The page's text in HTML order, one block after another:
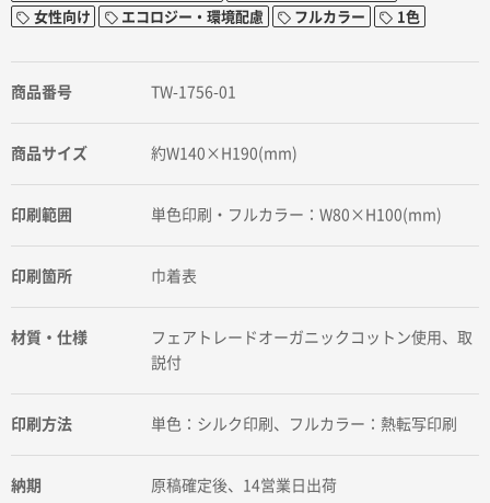
女性向け
エコロジー・環境配慮 フルカラー 1色
商品番号 TW-1756-01
商品サイズ 約W140×H190(mm)
印刷範囲 単色印刷・フルカラー：W80×H100(mm)
印刷箇所 巾着表
材質・仕様
フェアトレードオーガニックコットン使用、取
説付
印刷方法 単色：シルク印刷、フルカラー：熱転写印刷
納期 原稿確定後、14営業日出荷